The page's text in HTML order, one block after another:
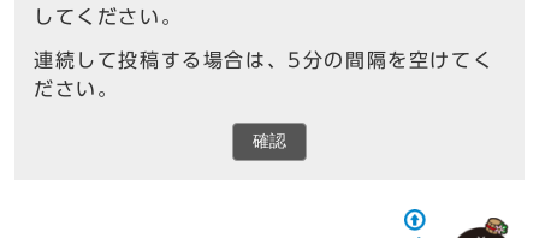
してください。
連続して投稿する場合は、5分の間隔を空けてく
ださい。
確認